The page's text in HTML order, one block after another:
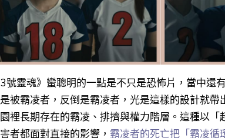
號靈魂》蠻聰明的一點是不只是恐怖片，當中還
被霸凌者，反倒是霸凌者，光是這樣的設計就
裡長期存在的霸凌、排擠與權力階層。這種以
者都面對直接的影響， 霸凌者的死亡把「霸凌循